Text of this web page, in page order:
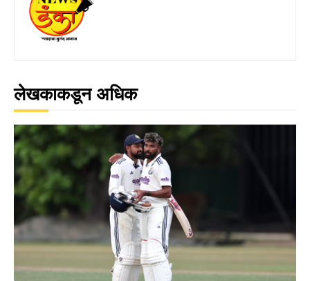
लेखकाकडून अधिक